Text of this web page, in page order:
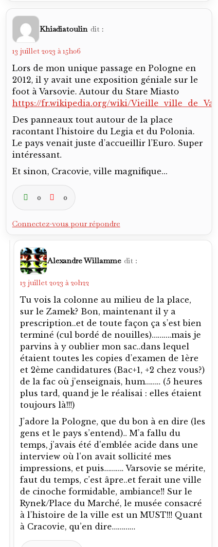
Khiadiatoulin dit :
13 juillet 2023 à 15h06
Lors de mon unique passage en Pologne en
2012, il y avait une exposition géniale sur le
foot à Varsovie. Autour du Stare Miasto
https://fr.wikipedia.org/wiki/
Des panneaux tout autour de la place
racontant l’histoire du Legia et du Polonia.
Le pays venait juste d’accueillir l’Euro. Super
intéressant.
Et sinon, Cracovie, ville magnifique…
0 0
Connectez-vous pour répondre
Alexandre Willamme dit :
13 juillet 2023 à 20h22
Tu vois la colonne au milieu de la place,
sur le Zamek? Bon, maintenant il y a
prescription..et de toute façon ça s’est bien
terminé (cul bordé de nouilles)……….mais je
parvins à y oublier mon sac..dans lequel
étaient toutes les copies d’examen de 1ère
et 2ème candidatures (Bac+1, +2 chez vous?)
de la fac où j’enseignais, hum…….. (5 heures
plus tard, quand je le réalisai : elles étaient
toujours là!!!)
J’adore la Pologne, que du bon à en dire (les
gens et le pays s’entend).. M’a fallu du
temps, j’avais été d’emblée acide dans une
interview où l’on avait sollicité mes
impressions, et puis………. Varsovie se mérite,
faut du temps, c’est âpre..et ferait une ville
de cinoche formidable, ambiance!! Sur le
Rynek/Place du Marché, le musée consacré
à l’histoire de la ville est un MUST!!! Quant
à Cracovie, qu’en dire…………